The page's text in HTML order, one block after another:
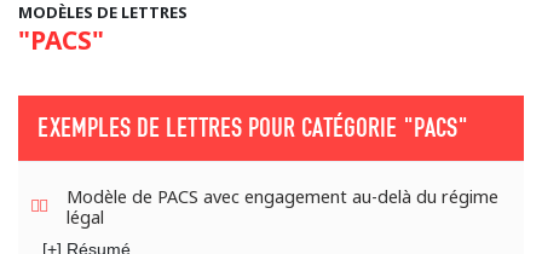
MODÈLES DE LETTRES
"PACS"
EXEMPLES DE LETTRES POUR CATÉGORIE "PACS"
Modèle de PACS avec engagement au-delà du régime
légal
[+] Résumé